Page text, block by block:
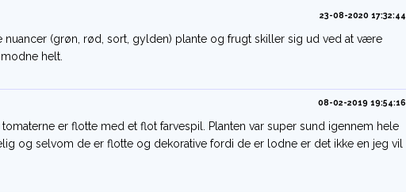
23-08-2020 17:32:44
(grøn, rød, sort, gylden) plante og frugt skiller sig ud ved at være
helt.
08-02-2019 19:54:16
er flotte med et flot farvespil. Planten var super sund igennem hele
og selvom de er flotte og dekorative fordi de er lodne er det ikke en jeg vil